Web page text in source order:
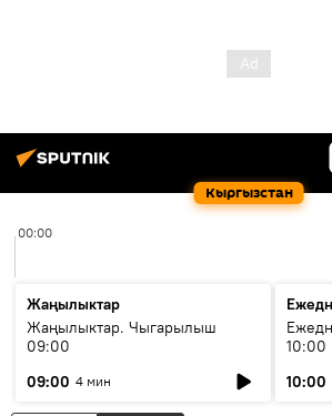
Кыргызстан
00:00
Жаңылыктар
Жаңылыктар. Чыгарылыш
09:00
09:00 4 мин
10:00
10:00